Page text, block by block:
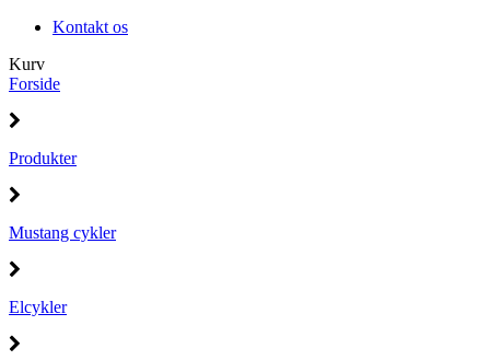
Kontakt os
Kurv
Forside
Produkter
Mustang cykler
Elcykler